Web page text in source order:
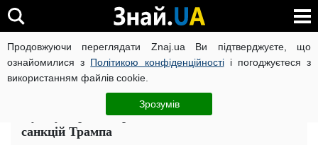
Продовжуючи переглядати Znaj.ua Ви підтверджуєте, що
ознайомилися з Політикою конфіденційностіі погоджуєтеся з
використанням файлів cookie.
Зрозумів
ВІЙНА РОСІЇ ПРОТИ УКРАЇНИ КОРОНАВІРУС В УКРАЇНІ
Політика ЧИТАТЬ НА РУССКОМ
Путіну нарешті припекло від пекельних
санкцій Трампа